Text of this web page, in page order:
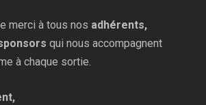
merci à tous nos adhérents,
qui nous accompagnent
à chaque sortie.